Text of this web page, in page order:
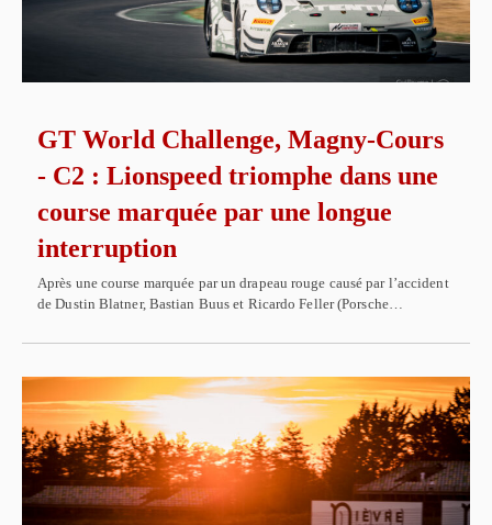
GT World Challenge, Magny-Cours
- C2 : Lionspeed triomphe dans une
course marquée par une longue
interruption
Après une course marquée par un drapeau rouge causé par l’accident
de Dustin Blatner, Bastian Buus et Ricardo Feller (Porsche…